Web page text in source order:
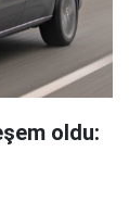
oldu: